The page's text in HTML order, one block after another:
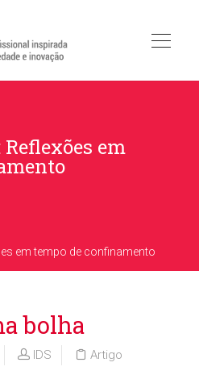
em
em tempo de confinamento
bolha
IDS Artigo